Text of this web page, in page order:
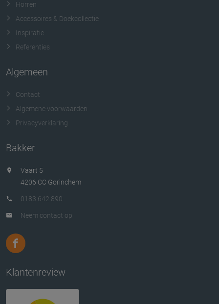
Horren
Accessoires & Doekcollectie
Inspiratie
Referenties
Algemeen
Contact
Algemene voorwaarden
Privacyverklaring
Bakker
Vaart 5
4206 CC Gorinchem
0183 642 890
Neem contact op
Klantenreview